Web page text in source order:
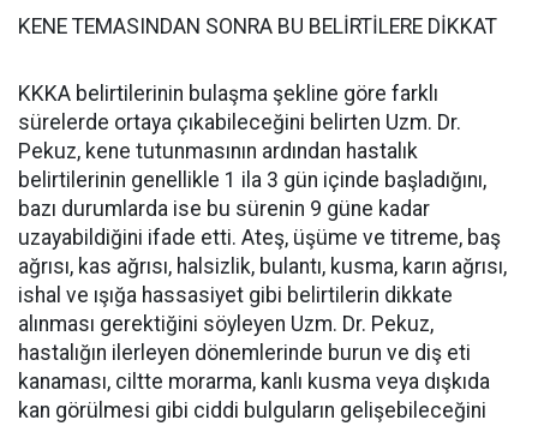
KENE TEMASINDAN SONRA BU BELİRTİLERE DİKKAT
KKKA belirtilerinin bulaşma şekline göre farklı
sürelerde ortaya çıkabileceğini belirten Uzm. Dr.
Pekuz, kene tutunmasının ardından hastalık
belirtilerinin genellikle 1 ila 3 gün içinde başladığını,
bazı durumlarda ise bu sürenin 9 güne kadar
uzayabildiğini ifade etti. Ateş, üşüme ve titreme, baş
ağrısı, kas ağrısı, halsizlik, bulantı, kusma, karın ağrısı,
ishal ve ışığa hassasiyet gibi belirtilerin dikkate
alınması gerektiğini söyleyen Uzm. Dr. Pekuz,
hastalığın ilerleyen dönemlerinde burun ve diş eti
kanaması, ciltte morarma, kanlı kusma veya dışkıda
kan görülmesi gibi ciddi bulguların gelişebileceğini